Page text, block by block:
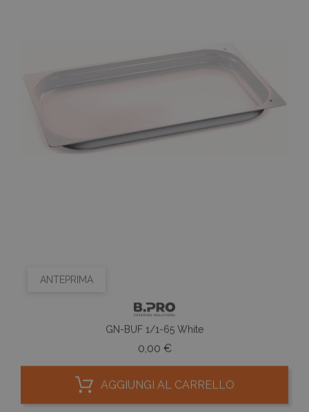
ANTEPRIMA
GN-BUF 1/1-65 White
0,00 €Prezzo
AGGIUNGI AL CARRELLO